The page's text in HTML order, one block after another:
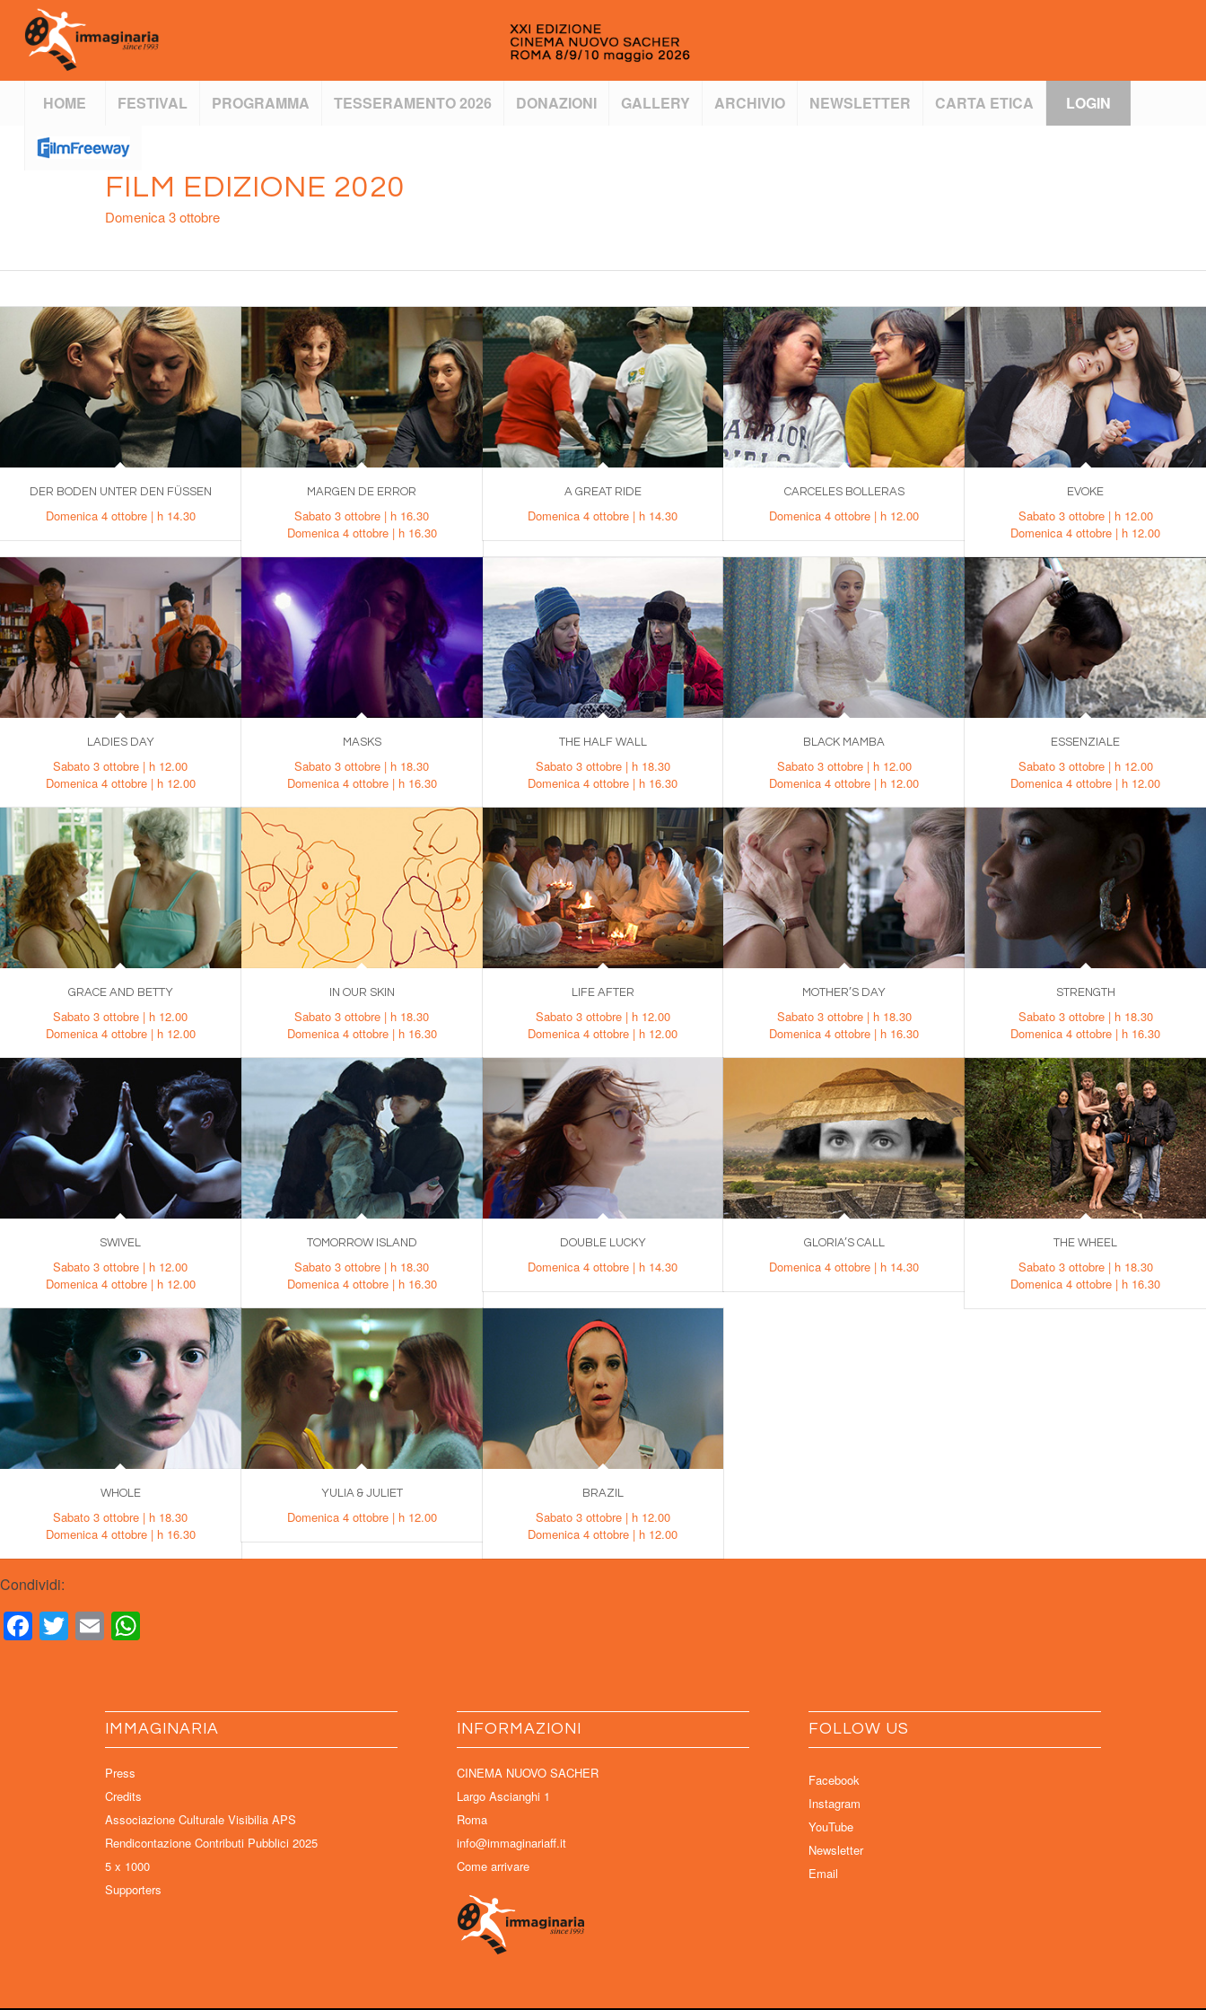
HOME FESTIVAL PROGRAMMA TESSERAMENTO 2026 DONAZIONI GALLERY ARCHIVIO NEWSLETTER CARTA ETICA LOGIN
FILM EDIZIONE 2020
Domenica 3 ottobre
DER BODEN UNTER DEN FÜSSEN
Domenica 4 ottobre | h 14.30
MARGEN DE ERROR
Sabato 3 ottobre | h 16.30
Domenica 4 ottobre | h 16.30
A GREAT RIDE
Domenica 4 ottobre | h 14.30
CARCELES BOLLERAS
Domenica 4 ottobre | h 12.00
EVOKE
Sabato 3 ottobre | h 12.00
Domenica 4 ottobre | h 12.00
LADIES DAY
Sabato 3 ottobre | h 12.00
Domenica 4 ottobre | h 12.00
MASKS
Sabato 3 ottobre | h 18.30
Domenica 4 ottobre | h 16.30
THE HALF WALL
Sabato 3 ottobre | h 18.30
Domenica 4 ottobre | h 16.30
BLACK MAMBA
Sabato 3 ottobre | h 12.00
Domenica 4 ottobre | h 12.00
ESSENZIALE
Sabato 3 ottobre | h 12.00
Domenica 4 ottobre | h 12.00
GRACE AND BETTY
Sabato 3 ottobre | h 12.00
Domenica 4 ottobre | h 12.00
IN OUR SKIN
Sabato 3 ottobre | h 18.30
Domenica 4 ottobre | h 16.30
LIFE AFTER
Sabato 3 ottobre | h 12.00
Domenica 4 ottobre | h 12.00
MOTHER’S DAY
Sabato 3 ottobre | h 18.30
Domenica 4 ottobre | h 16.30
STRENGTH
Sabato 3 ottobre | h 18.30
Domenica 4 ottobre | h 16.30
SWIVEL
Sabato 3 ottobre | h 12.00
Domenica 4 ottobre | h 12.00
TOMORROW ISLAND
Sabato 3 ottobre | h 18.30
Domenica 4 ottobre | h 16.30
DOUBLE LUCKY
Domenica 4 ottobre | h 14.30
GLORIA’S CALL
Domenica 4 ottobre | h 14.30
THE WHEEL
Sabato 3 ottobre | h 18.30
Domenica 4 ottobre | h 16.30
WHOLE
Sabato 3 ottobre | h 18.30
Domenica 4 ottobre | h 16.30
YULIA & JULIET
Domenica 4 ottobre | h 12.00
BRAZIL
Sabato 3 ottobre | h 12.00
Domenica 4 ottobre | h 12.00
Condividi:
Facebook
Twitter
Email
IMMAGINARIA
Press
Credits
Associazione Culturale Visibilia APS
Rendicontazione Contributi Pubblici 2025
5 x 1000
Supporters
INFORMAZIONI
CINEMA NUOVO SACHER
Largo Ascianghi 1
Roma
info@immaginariaff.it
Come arrivare
FOLLOW US
Facebook
Instagram
YouTube
Newsletter
Email